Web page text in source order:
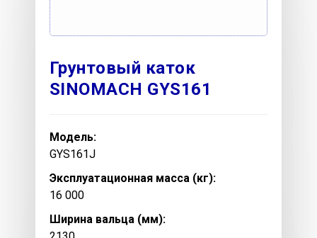
Грунтовый каток
SINOMACH GYS161
Модель:
GYS161J
Эксплуатационная масса (кг):
16 000
Ширина вальца (мм):